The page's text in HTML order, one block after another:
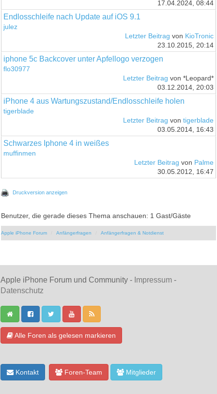
17.04.2024, 08:44
Endlosschleife nach Update auf iOS 9.1
julez
Letzter Beitrag von KioTronic
23.10.2015, 20:14
iphone 5c Backcover unter Apfellogo verzogen
flo30977
Letzter Beitrag von *Leopard*
03.12.2014, 20:03
iPhone 4 aus Wartungszustand/Endlosschleife holen
tigerblade
Letzter Beitrag von tigerblade
03.05.2014, 16:43
Schwarzes Iphone 4 in weißes
muffinmen
Letzter Beitrag von Palme
30.05.2012, 16:47
Druckversion anzeigen
Benutzer, die gerade dieses Thema anschauen: 1 Gast/Gäste
Apple iPhone Forum Anfängerfragen Anfängerfragen & Notdienst
Apple iPhone Forum und Community - Impressum -
Datenschutz
Alle Foren als gelesen markieren
Kontakt Foren-Team Mitglieder